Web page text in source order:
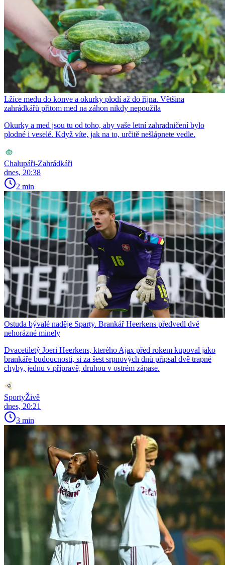
Lžíce medu do konve a okurky plodí až do října. Většina
zahrádkářů přitom med na záhon nikdy nepoužila
Okurky a med jsou tu od toho, aby vaše letní zahradničení bylo
plodné i veselé. Když víte, jak na to, určitě nešlápnete vedle.
Chalupáři-Zahrádkáři
dnes, 20:38
2 min
Ostuda bývalé naděje Sparty. Brankář Heerkens předvedl dvě
nehorázné minely
Dvacetiletý Joeri Heerkens, kterého Ajax před rokem kupoval jako
brankáře budoucnosti, si za šest srpnových dnů připsal dvě trapné
chyby, jednu v přípravě, druhou v ostrém zápase.
SportyŽivě
dnes, 20:21
3 min